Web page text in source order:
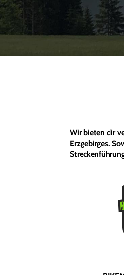
Wir bieten dir
Erzgebirges.